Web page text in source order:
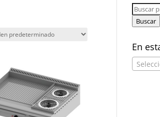
Buscar
por:
Buscar
En